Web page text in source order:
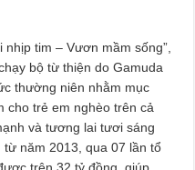
tim – Vươn mầm sống”,
bộ từ thiện do Gamuda
thường niên nhằm mục
cho trẻ em nghèo trên cả
và tương lai tươi sáng
năm 2013, qua 07 lần tổ
trên 32 tỷ đồng, giúp